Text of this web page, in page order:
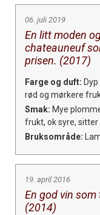
06. juli 2019
En litt moden
chateauneuf
prisen. (2017)
Farge og duft:
rød og mørkere
Smak: Mye
frukt, ok syre, sitter
Bruksområde:
19. april 2016
En god vin
(2014)